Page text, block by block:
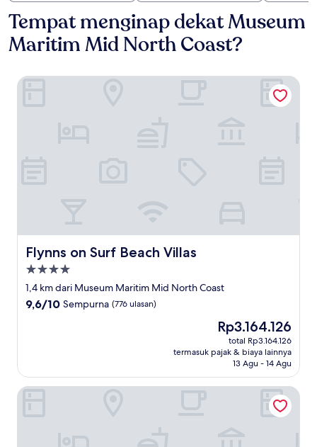
Tempat menginap dekat Museum
Maritim Mid North Coast?
Flynns on Surf Beach Villas
Flynns on Surf Beach Villas
Properti
bintang
4.0
1,4 km dari Museum Maritim Mid North Coast
9.6
9,6/10 Sempurna (776 ulasan)
Harga
sekarang
Rp3.164.126
Rp3.164.126
total Rp3.164.126
termasuk pajak & biaya lainnya
13 Agu - 14 Agu
Flynns on Surf Beach Villas
East Port Motor Inn